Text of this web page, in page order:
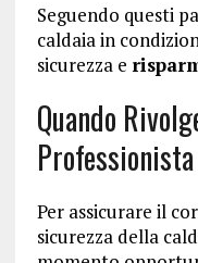
Seguendo questi
caldaia in
sicurezza e
Quando
Professionista
Per assicurare il
sicurezza della